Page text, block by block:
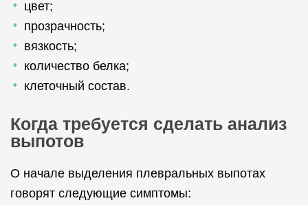
цвет;
прозрачность;
вязкость;
количество белка;
клеточный состав.
Когда требуется сделать анализ
выпотов
О начале выделения плевральных выпотах
говорят следующие симптомы: